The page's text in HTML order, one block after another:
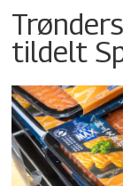
tildelt